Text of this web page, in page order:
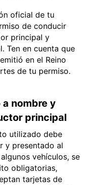
oficial de tu
de conducir
principal y
Ten en cuenta que
en el Reino
de tu permiso.
nombre y
principal
utilizado debe
y presentado al
vehículos, se
obligatorias,
tarjetas de